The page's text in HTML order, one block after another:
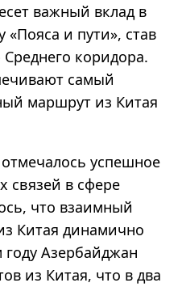
важный вклад в
и пути», став
коридора.
самый
маршрут из Китая
успешное
связей в сфере
что взаимный
Китая динамично
году Азербайджан
из Китая, что в два